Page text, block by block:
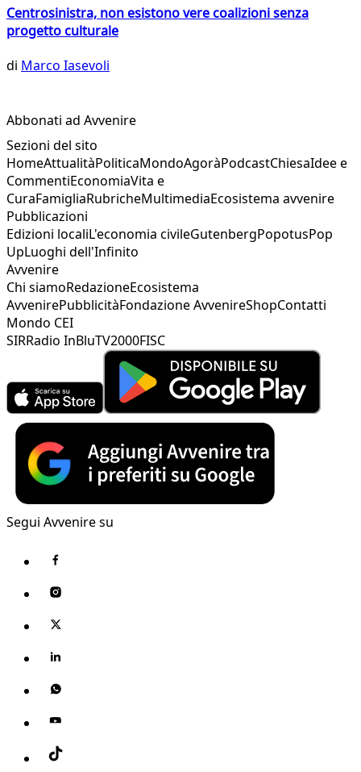
Centrosinistra, non esistono vere coalizioni senza
progetto culturale
di Marco Iasevoli
Abbonati ad Avvenire
Sezioni del sito
HomeAttualitàPoliticaMondoAgoràPodcastChiesaIdee e
CommentiEconomiaVita e
CuraFamigliaRubricheMultimediaEcosistema avvenire
Pubblicazioni
Edizioni localiL'economia civileGutenbergPopotusPop
UpLuoghi dell'Infinito
Avvenire
Chi siamoRedazioneEcosistema
AvvenirePubblicitàFondazione AvvenireShopContatti
Mondo CEI
SIRRadio InBluTV2000FISC
Segui Avvenire su